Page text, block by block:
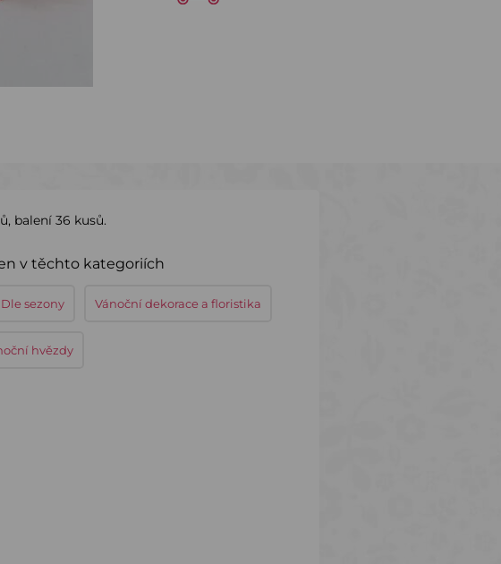
balení 36 kusů.
v těchto kategoriích
Dle sezony Vánoční dekorace a floristika
hvězdy